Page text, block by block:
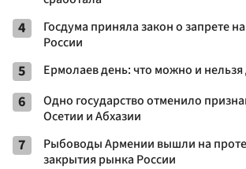
4
Госдума приняла закон о запрете
России
5 Ермолаев день: что можно и нельзя
6
Одно государство отменило
Осетии и Абхазии
7
Рыбоводы Армении вышли на
закрытия рынка России